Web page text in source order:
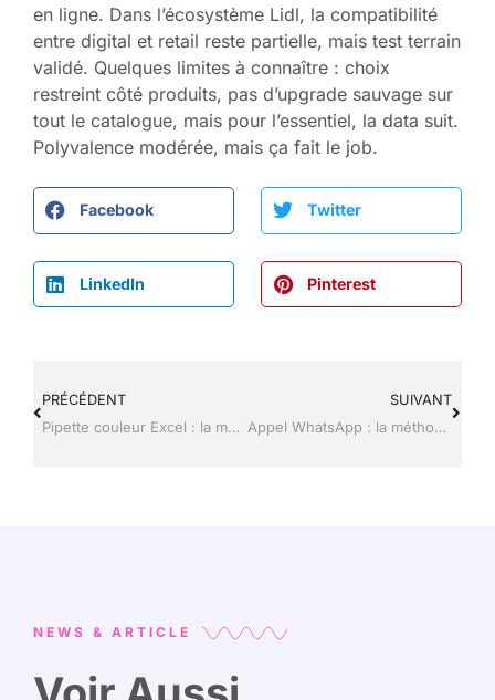
en ligne. Dans l’écosystème Lidl, la compatibilité
entre digital et retail reste partielle, mais test terrain
validé. Quelques limites à connaître : choix
restreint côté produits, pas d’upgrade sauvage sur
tout le catalogue, mais pour l’essentiel, la data suit.
Polyvalence modérée, mais ça fait le job.
Facebook Twitter
LinkedIn Pinterest
PRÉCÉDENT
Pipette couleur Excel : la méthode pour récupérer une couleur précise
SUIVANT
Appel WhatsApp : la méthode pour faire apparaître les appels entrants
NEWS & ARTICLE